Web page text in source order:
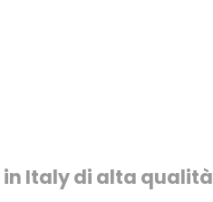
Italy di alta qualità